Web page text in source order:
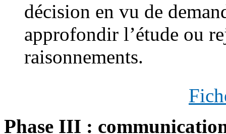
décision en vu de
approfondir l’étude ou
raisonnements.
Phase III :